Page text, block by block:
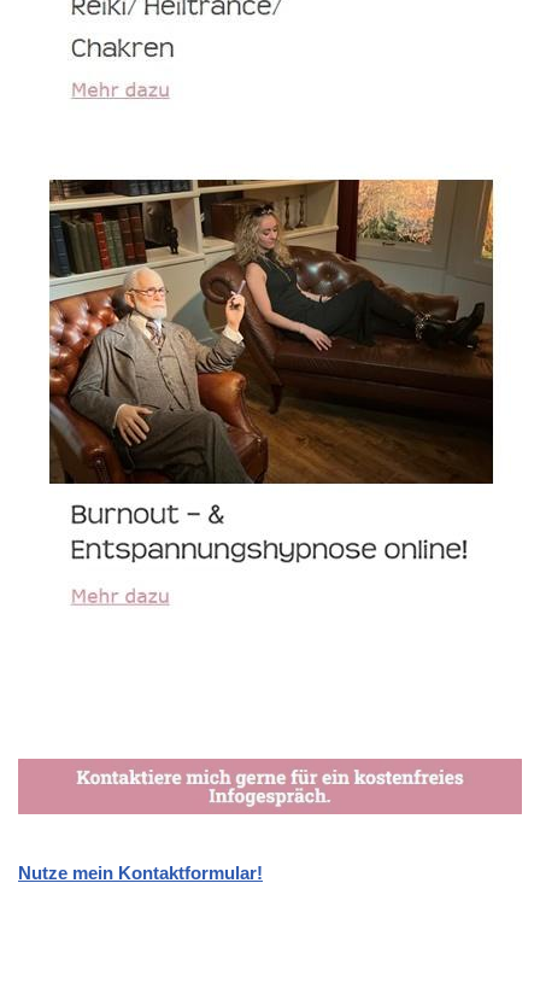
Nutze mein Kontaktformular!